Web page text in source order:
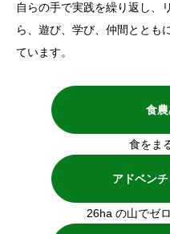
自らの手で実践を繰り返し、
ら、遊び、学び、仲間ととも
ています。
食
食をま
アドベン
26ha の山でゼ